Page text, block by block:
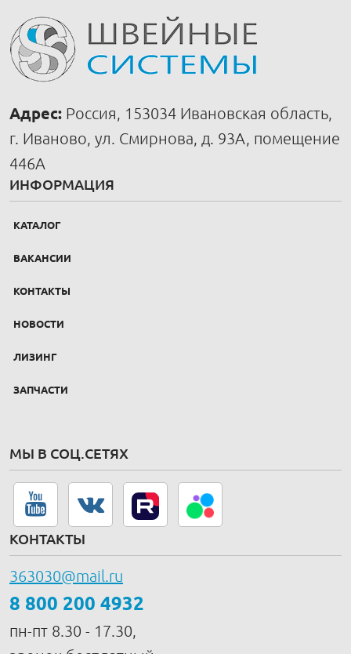
Адрес: Россия, 153034 Ивановская область,
г. Иваново, ул. Смирнова, д. 93А, помещение
446А
ИНФОРМАЦИЯ
КАТАЛОГ
ВАКАНСИИ
КОНТАКТЫ
НОВОСТИ
ЛИЗИНГ
ЗАПЧАСТИ
МЫ В СОЦ.СЕТЯХ
КОНТАКТЫ
363030@mail.ru
8 800 200 4932
пн-пт 8.30 - 17.30,